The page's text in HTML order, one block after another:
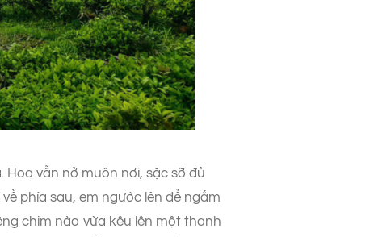
vẫn nở muôn nơi, sặc sỡ đủ
phía sau, em ngước lên để ngắm
chim nào vừa kêu lên một thanh